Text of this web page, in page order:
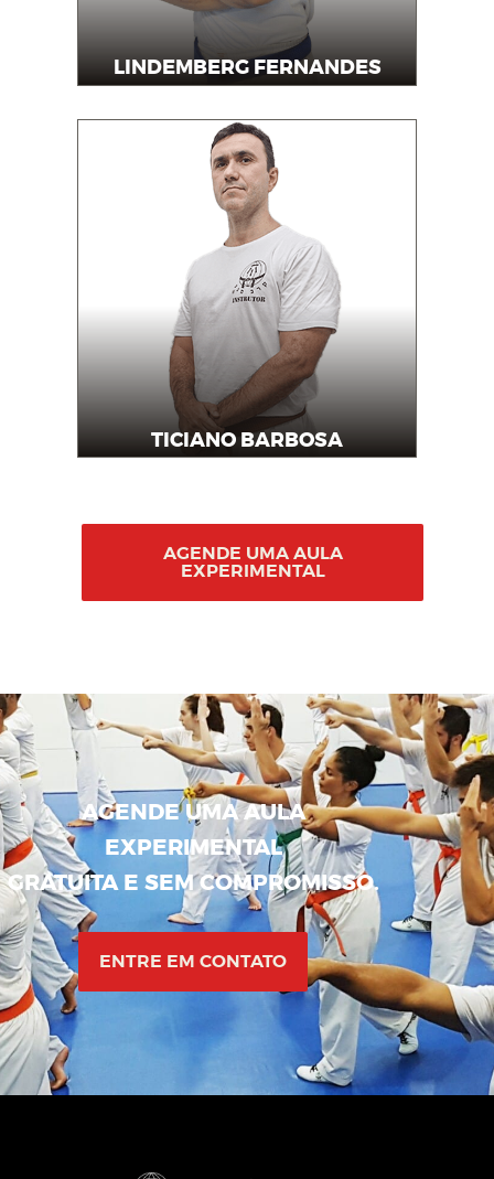
LINDEMBERG FERNANDES
Instrutor
TICIANO BARBOSA
Instrutor
AGENDE UMA AULA
EXPERIMENTAL
AGENDE UMA AULA
EXPERIMENTAL
GRATUITA E SEM COMPROMISSO.
ENTRE EM CONTATO